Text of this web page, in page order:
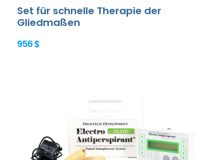
Set für schnelle Therapie der
Gliedmaßen
956 $